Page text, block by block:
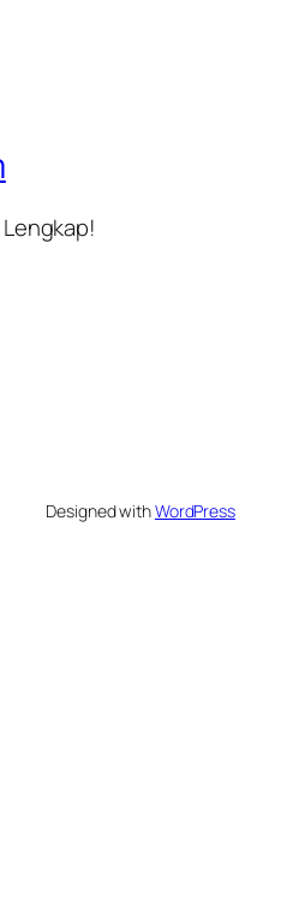
Designed withWordPress